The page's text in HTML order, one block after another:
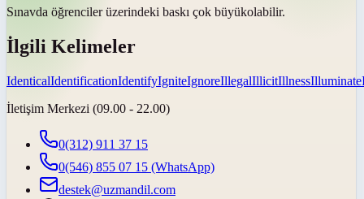
Sınavda öğrenciler üzerindeki baskı çok büyükolabilir.
İlgili Kelimeler
IdenticalIdentificationIdentifyIgniteIgnoreIllegalIllicitIllnessIlluminate
İletişim Merkezi (09.00 - 22.00)
0(312) 911 37 15
0(546) 855 07 15 (WhatsApp)
destek@uzmandil.com